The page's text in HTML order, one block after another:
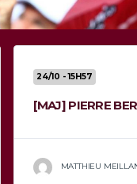
24/10 - 15H57
[MAJ] PIERRE
MATTHIEU